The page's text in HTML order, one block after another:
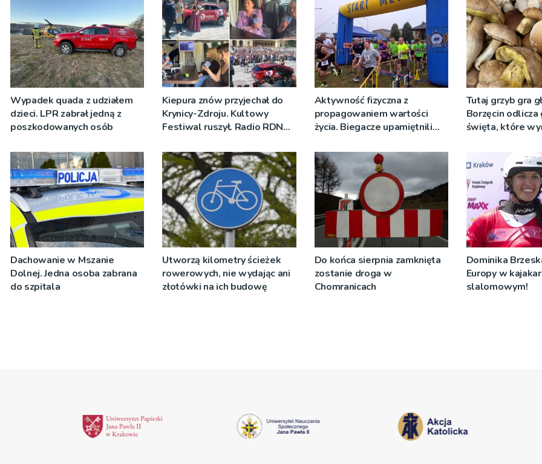
Wypadek quada z udziałem
dzieci. LPR zabrał jedną z
poszkodowanych osób
Kiepura znów przyjechał do
Krynicy-Zdroju. Kultowy
Festiwal ruszył. Radio RDN
[ZDJĘCIA]
Aktywność fizyczna z
propagowaniem wartości
życia. Biegacze upamiętnili
Tutaj grzyb gra
Borzęcin odlicza
święta, które
Dachowanie w Mszanie
Dolnej. Jedna osoba zabrana
do szpitala
Utworzą kilometry ścieżek
rowerowych, nie wydając ani
złotówki na ich budowę
Do końca sierpnia zamknięta
zostanie droga w
Chomranicach
Dominika
Europy w
slalomowym!